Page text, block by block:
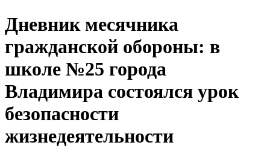
Дневник месячника
гражданской обороны: в
школе №25 города
Владимира состоялся урок
безопасности
жизнедеятельности